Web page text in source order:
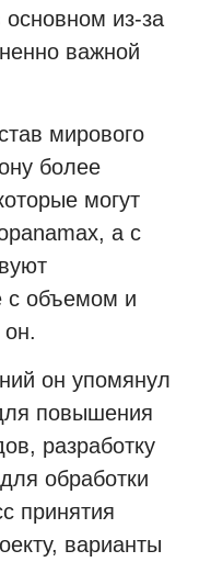
основном из-за
важной
мирового
более
могут
, а с
с объемом и
он упомянул
повышения
разработку
обработки
принятия
варианты